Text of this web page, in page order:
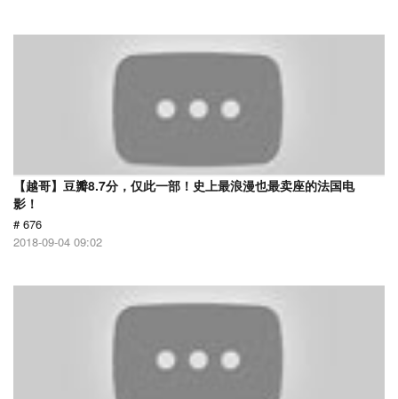
【越哥】豆瓣8.7分，仅此一部！史上最浪漫也最卖座的法国电
影！
# 676
2018-09-04 09:02